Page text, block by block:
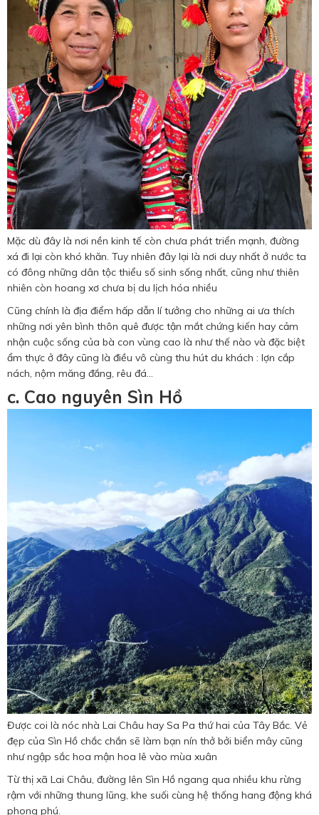
Mặc dù đây là nơi nền kinh tế còn chưa phát triển mạnh, đường
xá đi lại còn khó khăn. Tuy nhiên đây lại là nơi duy nhất ở nước ta
có đông những dân tộc thiểu số sinh sống nhất, cũng như thiên
nhiên còn hoang xơ chưa bị du lịch hóa nhiều
Cũng chính là địa điểm hấp dẫn lí tưởng cho những ai ưa thích
những nơi yên bình thôn quê được tận mắt chứng kiến hay cảm
nhận cuộc sống của bà con vùng cao là như thế nào và đặc biệt
ẩm thực ở đây cũng là điều vô cùng thu hút du khách : lợn cắp
nách, nộm măng đắng, rêu đá...
c. Cao nguyên Sìn Hồ
Được coi là nóc nhà Lai Châu hay Sa Pa thứ hai của Tây Bắc. Vẻ
đẹp của Sìn Hồ chắc chắn sẽ làm bạn nín thở bởi biển mây cũng
như ngập sắc hoa mận hoa lê vào mùa xuân
Từ thị xã Lai Châu, đường lên Sìn Hồ ngang qua nhiều khu rừng
rậm với những thung lũng, khe suối cùng hệ thống hang động khá
phong phú.